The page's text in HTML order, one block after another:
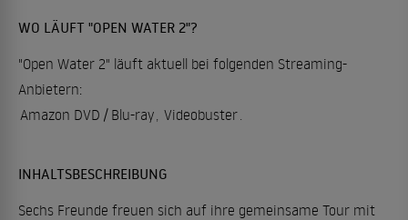
WO LÄUFT "OPEN WATER 2"?
"Open Water 2" läuft aktuell bei folgenden Streaming-
Anbietern:
Amazon DVD / Blu-ray, Videobuster.
INHALTSBESCHREIBUNG
Sechs Freunde freuen sich auf ihre gemeinsame Tour mit